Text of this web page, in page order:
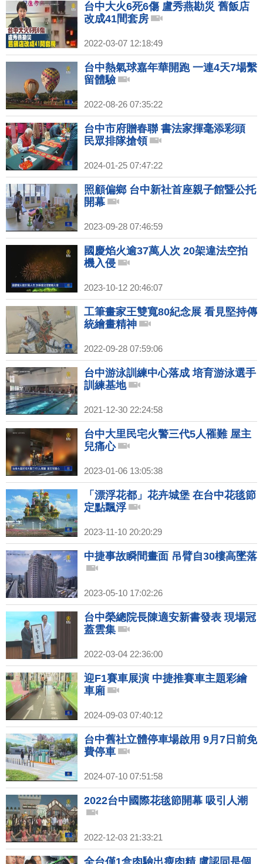
台中大火6死6傷 盧秀燕勘災 舊飯店
改成41間套房
2022-03-07 12:18:49
台中熱氣球嘉年華開跑 一連4天7場繫
留體驗
2022-08-26 07:35:22
台中市府贈春聯 書法家揮毫添彩頭
民眾排隊搶領
2024-01-25 07:47:22
照顧偏鄉 台中新社首座親子館暨公托
開幕
2023-09-28 07:46:59
國慶焰火逾37萬人次 20架違法空拍
機入侵
2023-10-12 20:46:07
工筆畫家王雙寬80紀念展 看見堅持傳
統繪畫精神
2022-09-28 07:59:06
台中游泳訓練中心落成 培育游泳選手
訓練基地
2021-12-30 22:24:58
台中大里民宅火警三代5人罹難 屋主
兒痛心
2023-01-06 13:05:38
「漂浮花都」花卉城堡 在台中花毯節
定點飄浮
2023-11-10 20:20:29
中捷事故瞬間畫面 吊臂自30樓高墜落
2023-05-10 17:02:26
台中榮總院長陳適安新書發表 現場冠
蓋雲集
2022-03-04 22:36:00
迎F1賽車展演 中捷推賽車主題彩繪
車廂
2024-09-03 07:40:12
台中舊社立體停車場啟用 9月7日前免
費停車
2024-07-10 07:51:58
2022台中國際花毯節開幕 吸引人潮
2022-12-03 21:33:21